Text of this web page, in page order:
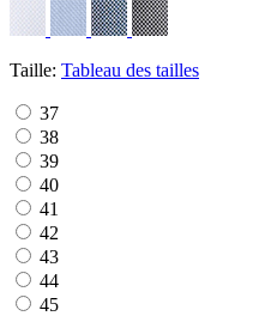
Taille: Tableau des tailles
37
38
39
40
41
42
43
44
45